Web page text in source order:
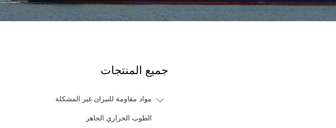
جميع المنتجات
مواد مقاومة للنيران غير المشكلة
الطوب الحراري الجاهز